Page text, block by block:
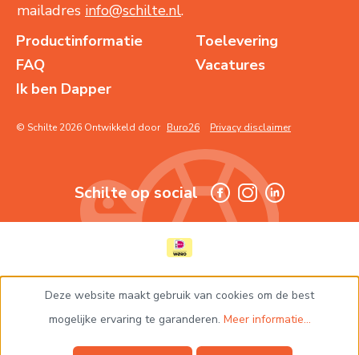
mailadres info@schilte.nl.
Productinformatie
Toelevering
FAQ
Vacatures
Ik ben Dapper
© Schilte 2026 Ontwikkeld door Buro26 Privacy disclaimer
Schilte op social
Deze website maakt gebruik van cookies om de best
mogelijke ervaring te garanderen. Meer informatie...